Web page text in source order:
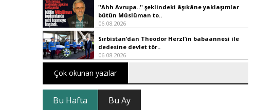
''Ahh Avrupa..'' şeklindeki âşıkâne yaklaşımlar
bütün Müslüman to..
06.08.2026
Sırbistan’dan Theodor Herzl’in babaannesi ile
dedesine devlet tör..
06.08.2026
Çok okunan yazılar
Bu Hafta Bu Ay